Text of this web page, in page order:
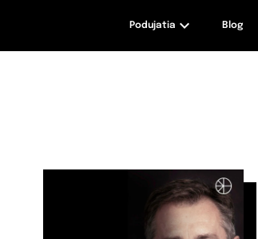
Podujatia Blog